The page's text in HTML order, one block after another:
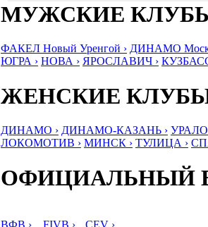
МУЖСКИЕ
ФАКЕЛ Новый Уренгой › ДИНАМО
ЮГРА › НОВА › ЯРОСЛАВИЧ ›
ЖЕНСКИЕ
ДИНАМО › ДИНАМО-КАЗАНЬ ›
ЛОКОМОТИВ › МИНСК › ТУЛИЦА ›
ОФИЦИАЛЬНЫЙ